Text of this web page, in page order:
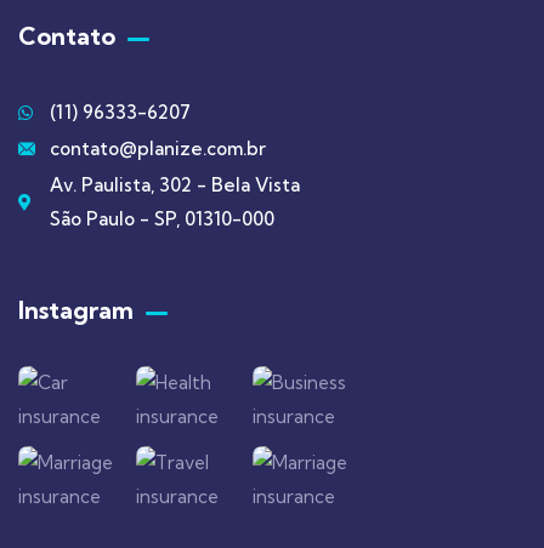
Contato
(11) 96333-6207
contato@planize.com.br
Av. Paulista, 302 - Bela Vista
São Paulo - SP, 01310-000
Instagram